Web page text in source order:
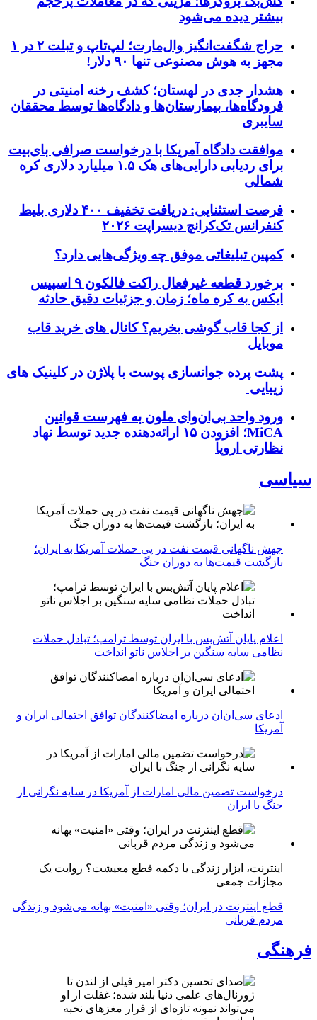
بیشتر دیده می‌شود
حراج شگفت‌انگیز وال‌مارت؛ لپ‌تاپ و تبلت ۲ در ۱
مجهز به هوش مصنوعی تنها ۹۰ دلار!
هشدار جدی در لهستان؛ کشف رخنه امنیتی در
فرودگاه‌ها، بیمارستان‌ها و دادگاه‌ها توسط محققان
سایبری
موافقت دادگاه آمریکا با درخواست صرافی بای‌بیت
برای ردیابی دارایی‌های هک ۱.۵ میلیارد دلاری کره
شمالی
فرصت استثنایی: دریافت تخفیف ۴۰۰ دلاری بلیط
کنفرانس تک‌کرانچ دیسراپت ۲۰۲۶
کمپین تبلیغاتی موفق چه ویژگی‌هایی دارد؟
برخورد قطعه غیرفعال راکت فالکون ۹ اسپیس
ایکس به کره ماه؛ زمان و جزئیات دقیق حادثه
از کجا قاب گوشی بخریم؟ کانال های خرید قاب
موبایل
پشت پرده جوانسازی پوست با پلاژن در کلینیک های
زیبایی
ورود واحد بی‌ان‌وای ملون به فهرست قوانین
MiCA؛ افزودن ۱۵ ارائه‌دهنده جدید توسط نهاد
نظارتی اروپا
سیاسی
جهش ناگهانی قیمت نفت در پی حملات آمریکا به ایران؛
بازگشت قیمت‌ها به دوران جنگ
اعلام پایان آتش‌بس با ایران توسط ترامپ؛ تبادل حملات
نظامی سایه سنگین بر اجلاس ناتو انداخت
ادعای سی‌ان‌ان درباره امضاکنندگان توافق احتمالی ایران و
آمریکا
درخواست تضمین مالی امارات از آمریکا در سایه نگرانی از
جنگ با ایران
اینترنت، ابزار زندگی یا دکمه قطع معیشت؟ روایت یک
مجازات جمعی
قطع اینترنت در ایران؛ وقتی «امنیت» بهانه می‌شود و زندگی
مردم قربانی
فرهنگی